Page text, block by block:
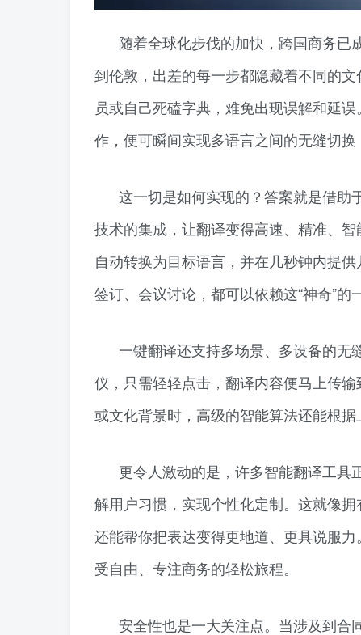
随着全球化步伐的加快，跨国商务已
到伦敦，出差的每一步都隐藏着不同的
员或自己死磕字典，难免出现误解和延
作，便可瞬间实现多语言之间的无缝切换
这一切是如何实现的？答案就是借助
技术的集成，让翻译变得高速、精准、
自动转换为目标语言，并在几秒钟内提
签订、会议讨论，都可以依赖这“神奇”的
一键翻译还支持多场景、多设备的无
仪，只需轻轻点击，翻译内容便马上传
或文化背景时，高级的智能算法还能根
更令人激动的是，许多智能翻译工具
解用户习惯，实现个性化定制。这就像
还能帮你把表达变得更地道、更具说服
受自由、专注商务的轻松旅程。
安全性也是一大关注点。当涉及到合